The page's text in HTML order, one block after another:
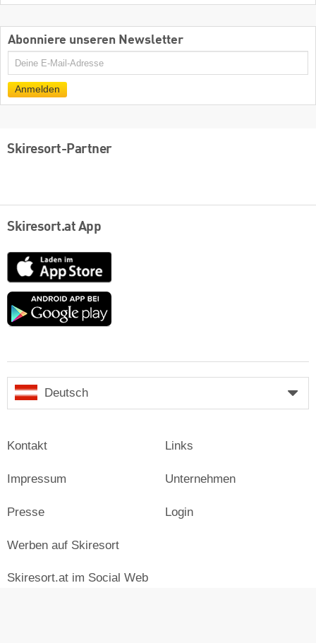
Abonniere unseren Newsletter
E-
Anmelden
Skiresort-Partner
Skiresort.at App
App
Store
Google
Deutsch
Kontakt
Impressum
Presse
Links
Unternehmen
Login
Werben auf Skiresort
Skiresort.at im Social Web